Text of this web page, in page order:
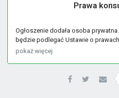
Prawa
Ogłoszenie dodała osoba
będzie podlegać Ustawie o
pokaż więcej